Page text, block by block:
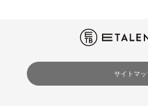
サイトマッ